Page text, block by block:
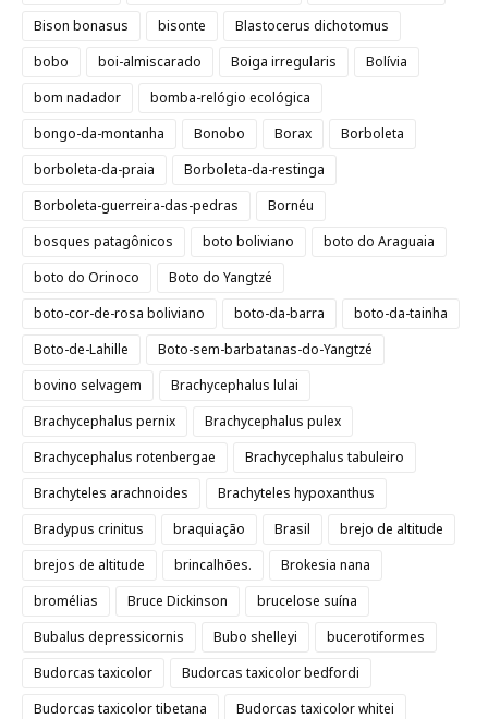
Bison bonasus
bisonte
Blastocerus dichotomus
bobo
boi-almiscarado Boiga irregularis
Bolívia
bom nadador
bomba-relógio ecológica
bongo-da-montanha
Bonobo Borax
Borboleta
borboleta-da-praia
Borboleta-da-restinga
Borboleta-guerreira-das-pedras
Bornéu
bosques patagônicos
boto boliviano
boto do Araguaia
boto do Orinoco
Boto do Yangtzé
boto-cor-de-rosa boliviano
boto-da-barra
boto-da-tainha
Boto-de-Lahille
Boto-sem-barbatanas-do-Yangtzé
bovino selvagem
Brachycephalus lulai
Brachycephalus pernix
Brachycephalus pulex
Brachycephalus rotenbergae
Brachycephalus tabuleiro
Brachyteles arachnoides
Brachyteles hypoxanthus
Bradypus crinitus
braquiação Brasil
brejo de altitude
brejos de altitude
brincalhões.
Brokesia nana
bromélias
Bruce Dickinson
brucelose suína
Bubalus depressicornis
Bubo shelleyi
bucerotiformes
Budorcas taxicolor
Budorcas taxicolor bedfordi
Budorcas taxicolor tibetana
Budorcas taxicolor whitei